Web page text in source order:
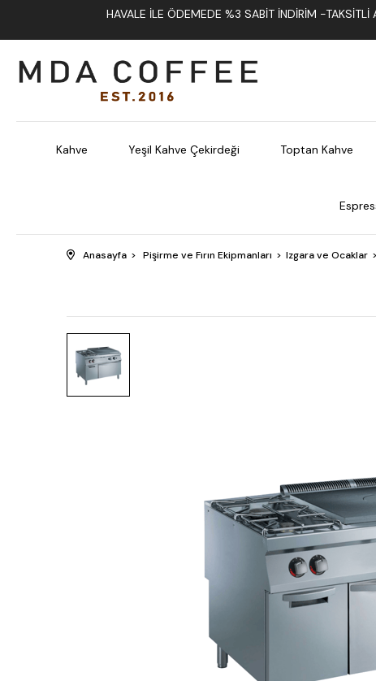
HAVALE İLE ÖDEMEDE %3 SABIT İNDIRIM -
Kahve Yeşil Kahve Çekirdeği Toptan Kahve
Anasayfa Pişirme ve Fırın Ekipmanları Izgara ve Ocaklar